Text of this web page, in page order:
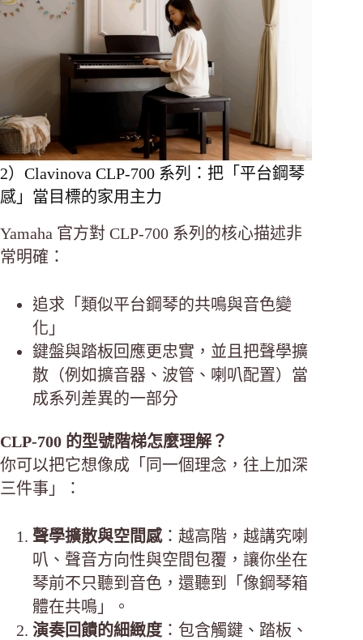
2）Clavinova CLP-700 系列：把「平台鋼琴
感」當目標的家用主力
Yamaha 官方對 CLP-700 系列的核心描述非
常明確：
追求「類似平台鋼琴的共鳴與音色變
化」
鍵盤與踏板回應更忠實，並且把聲學擴
散（例如擴音器、波管、喇叭配置）當
成系列差異的一部分
CLP-700 的型號階梯怎麼理解？
你可以把它想像成「同一個理念，往上加深
三件事」：
聲學擴散與空間感：越高階，越講究喇
叭、聲音方向性與空間包覆，讓你坐在
琴前不只聽到音色，還聽到「像鋼琴箱
體在共鳴」。
演奏回饋的細緻度 ：包含觸鍵、踏板、